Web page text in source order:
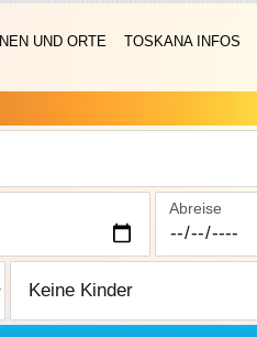
UND ORTE TOSKANA INFOS
Abreise